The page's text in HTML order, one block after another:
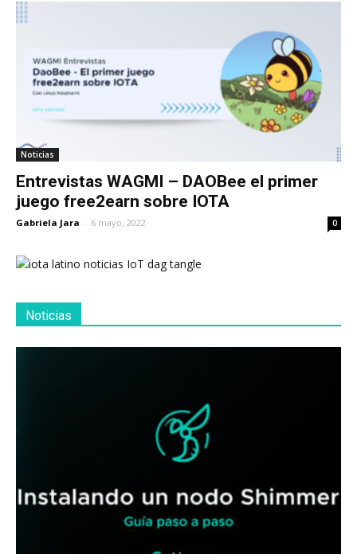
Noticias
Entrevistas WAGMI – DAOBee el primer
juego free2earn sobre IOTA
Gabriela Jara - 6 mayo, 2022 0
Noticias